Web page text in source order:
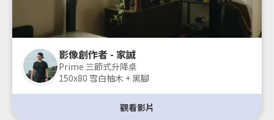
影像創作者 - 家誠
Prime 三節式升降桌
150x80 雪白柚木 + 黑腳
觀看影片